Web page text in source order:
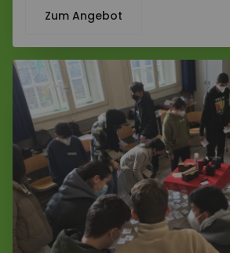
Zum Angebot